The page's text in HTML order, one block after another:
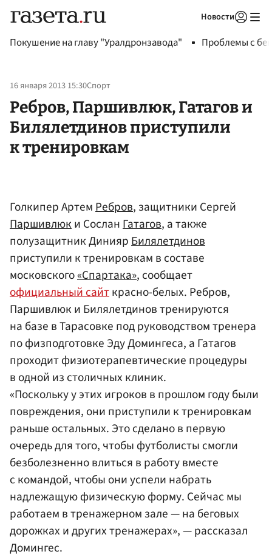
Новости
Покушение на главу "Уралдронзавода" Проблемы с
16 января 2013 15:30Спорт
Ребров, Паршивлюк, Гатагов и
Билялетдинов приступили
к тренировкам
Голкипер АртемРебров, защитники Сергей
Паршивлюки СосланГатагов, а также
полузащитник ДиниярБилялетдинов
приступили к тренировкам в составе
московского«Спартака», сообщает
официальный сайткрасно-белых. Ребров,
Паршивлюк и Билялетдинов тренируются
на базе в Тарасовке под руководством тренера
по физподготовке Эду Домингеса, а Гатагов
проходит физиотерапевтические процедуры
в одной из столичных клиник.
«Поскольку у этих игроков в прошлом году были
повреждения, они приступили к тренировкам
раньше остальных. Это сделано в первую
очередь для того, чтобы футболисты смогли
безболезненно влиться в работу вместе
с командой, чтобы они успели набрать
надлежащую физическую форму. Сейчас мы
работаем в тренажерном зале — на беговых
дорожках и других тренажерах», — рассказал
Домингес.